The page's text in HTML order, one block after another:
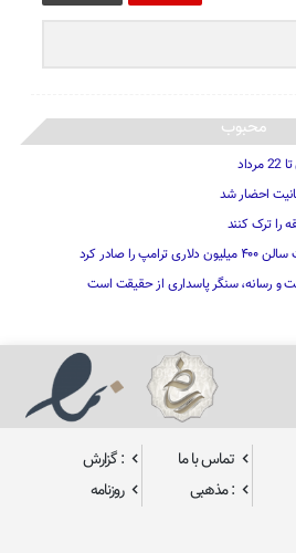
محبوب
احضار شد
را ترک کنند
را صادر کرد
و رسانه، سنگر پاسداری از حقیقت است
تماس با ما
: گزارش
: مذهبی
روزنامه